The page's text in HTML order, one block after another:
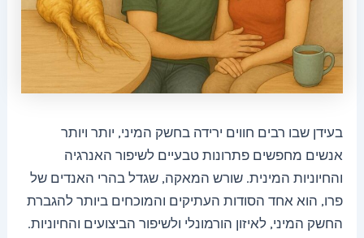
בעידן שבו רבים חווים ירידה בחשק המיני, יותר ויותר
אנשים מחפשים פתרונות טבעיים לשיפור האנרגיה
והחיוניות המינית. שורש המאקה, שגדל בהרי האנדים של
פרו, הוא אחד הסודות העתיקים והמוכחים ביותר להגברת
החשק המיני, לאיזון הורמונלי ולשיפור הביצועים והחיוניות.